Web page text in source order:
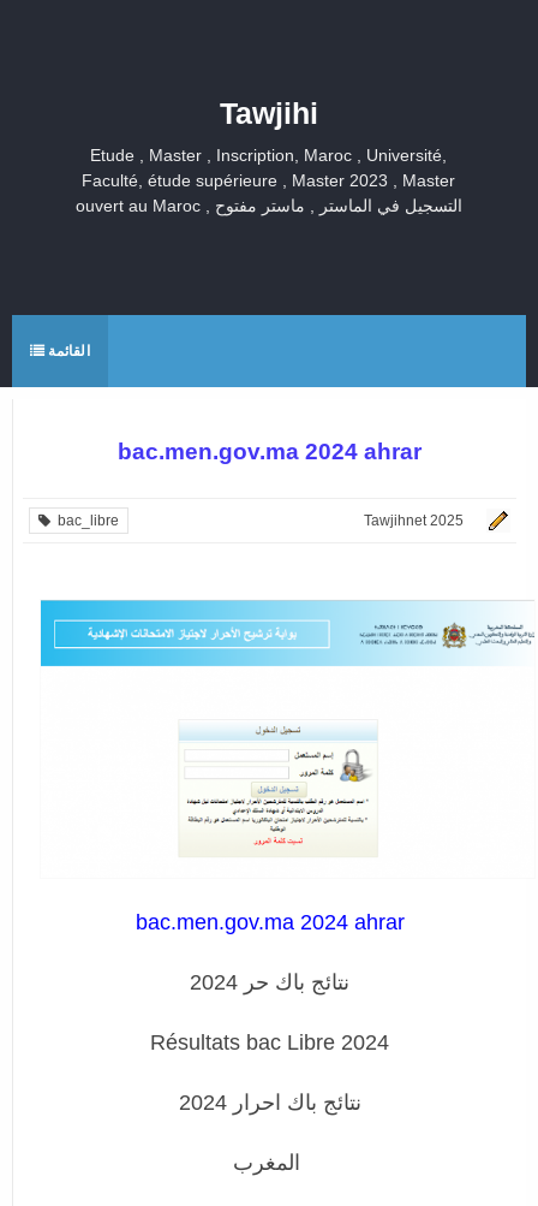
Tawjihi
Etude , Master , Inscription, Maroc , Université,
Faculté, étude supérieure , Master 2023 , Master
ouvert au Maroc , التسجيل في الماستر , ماستر مفتوح
القائمة
bac.men.gov.ma 2024 ahrar
Tawjihnet 2025
bac_libre
bac.men.gov.ma 2024 ahrar
نتائج باك حر 2024
Résultats bac Libre 2024
نتائج باك احرار 2024